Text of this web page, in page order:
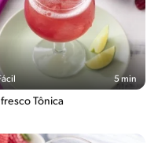
5 min
Tônica